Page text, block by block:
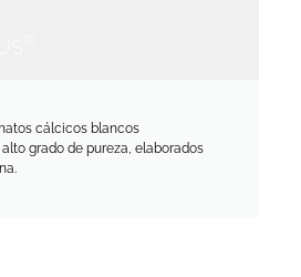
cálcicos blancos
grado de pureza, elaborados